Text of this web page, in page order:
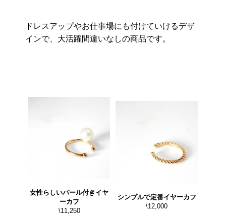
ドレスアップやお仕事場にも付けていけるデザ
インで、大活躍間違いなしの商品です。
女性らしいパール付きイヤ
ーカフ
\11,250
シンプルで定番イヤーカフ
\12,000